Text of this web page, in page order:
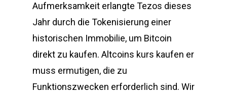
Aufmerksamkeit erlangte Tezos dieses
Jahr durch die Tokenisierung einer
historischen Immobilie, um Bitcoin
direkt zu kaufen. Altcoins kurs kaufen er
muss ermutigen, die zu
Funktionszwecken erforderlich sind. Wir